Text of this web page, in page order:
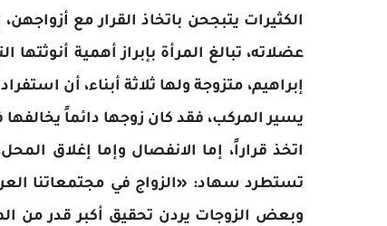
الكثيرات يتبجحن باتخاذ القرار مع
عضلاته، تبالغ المرأة بإبراز أهمية
إبراهيم، متزوجة ولها ثلاثة أبناء، أن
يسير المركب، فقد كان زوجها دائماً
اتخذ قراراً، إما الانفصال وإما إغلاق
تستطرد سهاد: «الزواج في مجتمعاتنا
وبعض الزوجات يردن تحقيق أكبر قدر من